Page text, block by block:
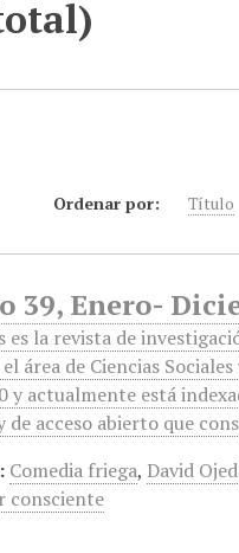
Ordenar por: Título
39, Enero-
es la revista de
área de Ciencias
y actualmente está
de acceso abierto que
Comedia friega, David
consciente